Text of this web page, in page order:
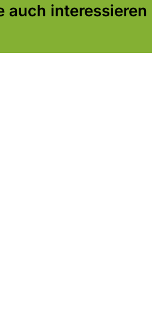
auch interessieren